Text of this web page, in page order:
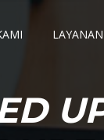
LAYANAN